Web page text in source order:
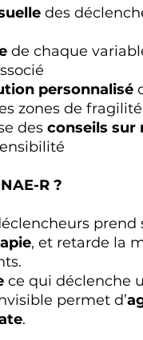
des
de chaque
personnalisé
zones de
des conseils sur
R ?
prend
, et retarde la
ce qui déclenche
permet d’
.